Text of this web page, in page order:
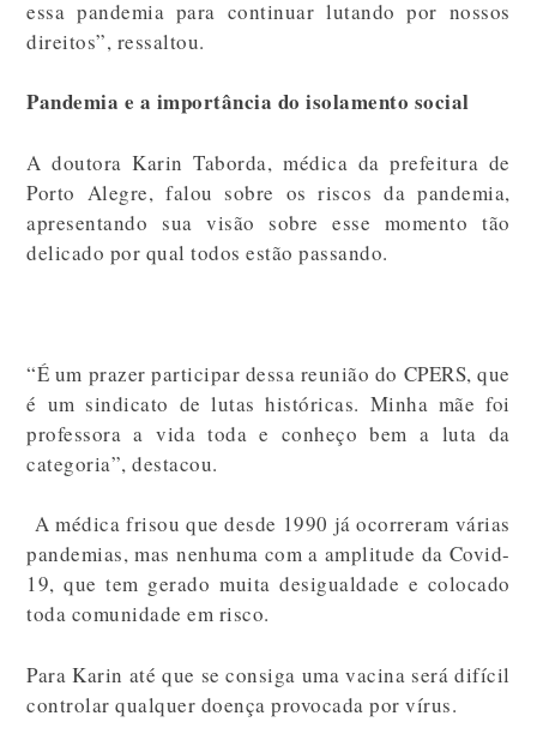
essa pandemia para continuar lutando por nossos
direitos”, ressaltou.
Pandemia e a importância do isolamento social
A doutora Karin Taborda, médica da prefeitura de
Porto Alegre, falou sobre os riscos da pandemia,
apresentando sua visão sobre esse momento tão
delicado por qual todos estão passando.
“É um prazer participar dessa reunião do CPERS, que
é um sindicato de lutas históricas. Minha mãe foi
professora a vida toda e conheço bem a luta da
categoria”, destacou.
A médica frisou que desde 1990 já ocorreram várias
pandemias, mas nenhuma com a amplitude da Covid-
19, que tem gerado muita desigualdade e colocado
toda comunidade em risco.
Para Karin até que se consiga uma vacina será difícil
controlar qualquer doença provocada por vírus.